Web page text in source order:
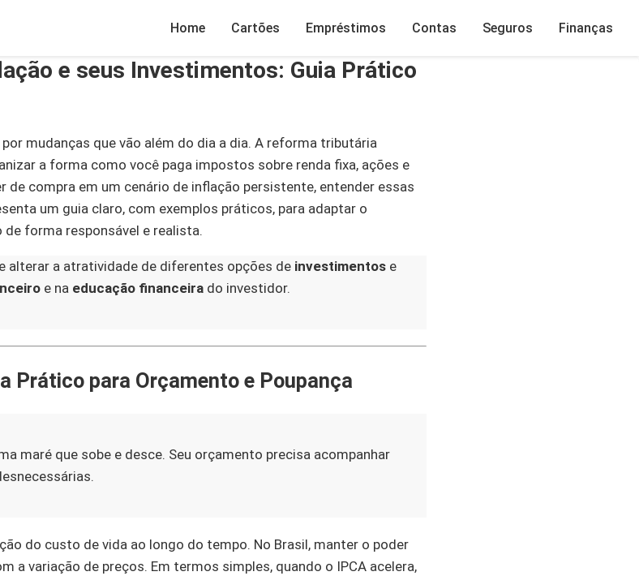
Home Cartões Empréstimos Contas Seguros Finanças
e seus Investimentos: Guia Prático
mudanças que vão além do dia a dia. A reforma tributária
a forma como você paga impostos sobre renda fixa, ações e
de compra em um cenário de inflação persistente, entender essas
um guia claro, com exemplos práticos, para adaptar o
forma responsável e realista.
alterar a atratividade de diferentes opções de investimentos e
e na educação financeira do investidor.
Prático para Orçamento e Poupança
maré que sobe e desce. Seu orçamento precisa acompanhar
do custo de vida ao longo do tempo. No Brasil, manter o poder
a variação de preços. Em termos simples, quando o IPCA acelera,